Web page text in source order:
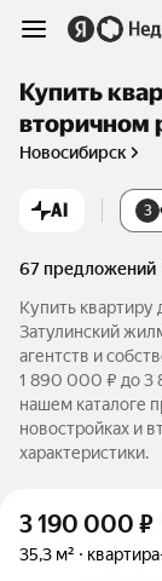
Купить
вторичном
Новосибирск
AI 3
67 предложений
Купить
Затулинский
агентств и
1 890 000 ₽ до 3
нашем каталоге
новостройках и
характеристики.
3 190 000 ₽
35,3 м²